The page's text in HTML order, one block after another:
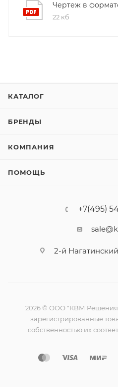
Чертеж в
22 кб
КАТАЛОГ
БРЕНДЫ
КОМПАНИЯ
ПОМОЩЬ
+7(495)
2-й
2026 © ООО "КВМ
зарегистрированные
собственностью их